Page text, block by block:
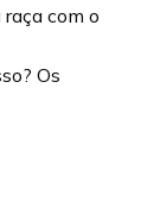
com o
Os